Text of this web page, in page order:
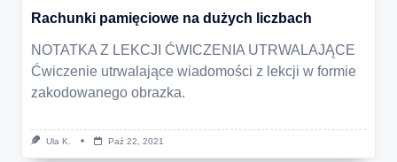
Rachunki pamięciowe na dużych liczbach
NOTATKA Z LEKCJI ĆWICZENIA UTRWALAJĄCE
Ćwiczenie utrwalające wiadomości z lekcji w formie
zakodowanego obrazka.
Ula K. Paź 22, 2021